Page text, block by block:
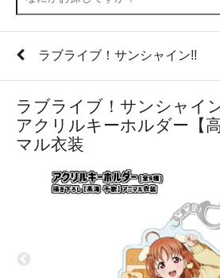
ラブライブ！サンシャイン!!
ラブライブ！サンシャイ
アクリルキーホルダー【
マル衣装